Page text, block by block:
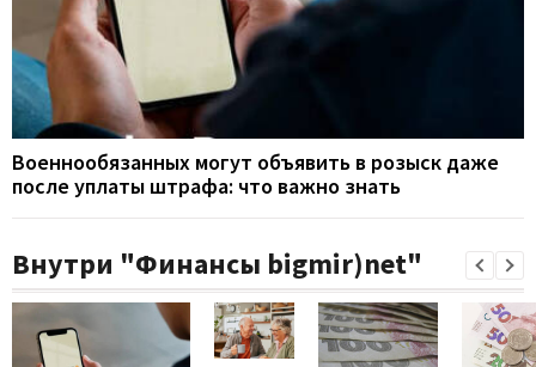
Военнообязанных могут объявить в розыск даже
после уплаты штрафа: что важно знать
Внутри "Финансы bigmir)net"